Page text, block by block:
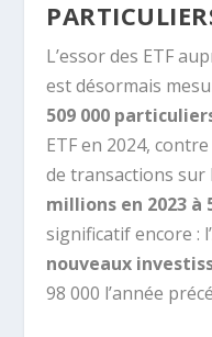
L’essor des ETF
est désormais
509 000
ETF en 2024, contre
de transactions sur
millions en 2023 à
significatif encore :
nouveaux
98 000 l’année